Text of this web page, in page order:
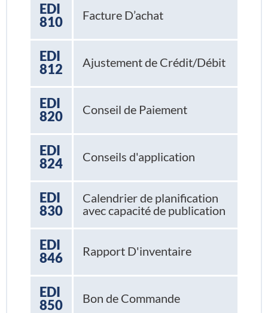
EDI
810
Facture D’achat
EDI
812
Ajustement de Crédit/Débit
EDI
820
Conseil de Paiement
EDI
824
Conseils d'application
EDI
830
Calendrier de planification
avec capacité de publication
EDI
846
Rapport D'inventaire
EDI
850
Bon de Commande